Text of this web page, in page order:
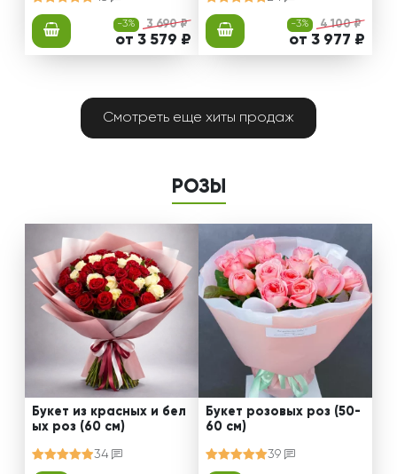
-3% 3 690 ₽
от 3 579 ₽
-3% 4 100 ₽
от 3 977 ₽
Смотреть еще хиты продаж
РОЗЫ
Букет из красных и бел
ых роз (60 см)
34
Букет розовых роз (50-
60 см)
39